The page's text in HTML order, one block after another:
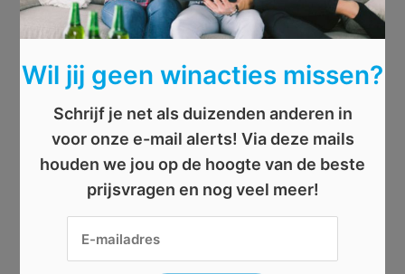
Wil jij geen winacties missen?
Schrijf je net als duizenden anderen in
voor onze e-mail alerts! Via deze mails
houden we jou op de hoogte van de beste
prijsvragen en nog veel meer!